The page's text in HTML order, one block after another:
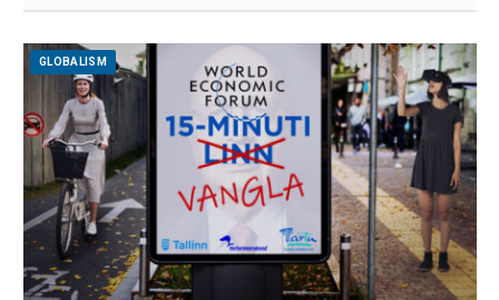
GLOBALISM